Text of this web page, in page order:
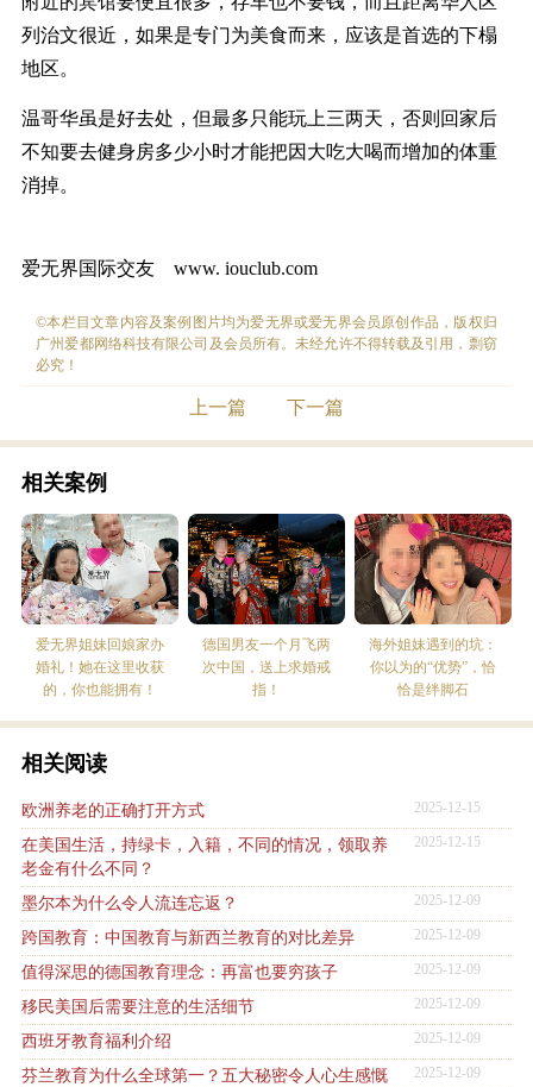
列治文很近，如果是专门为美食而来，应该是首选的下榻
地区。
温哥华虽是好去处，但最多只能玩上三两天，否则回家后
不知要去健身房多少小时才能把因大吃大喝而增加的体重
消掉。
爱无界国际交友 www. iouclub.com
©本栏目文章内容及案例图片均为爱无界或爱无界会员原创作品，版权归
广州爱都网络科技有限公司及会员所有。未经允许不得转载及引用，剽窃
必究！
上一篇 下一篇
相关案例
爱无界姐妹回娘家办
婚礼！她在这里收获
的，你也能拥有！
德国男友一个月飞两
次中国，送上求婚戒
指！
海外姐妹遇到的坑：
你以为的“优势”，恰
恰是绊脚石
相关阅读
欧洲养老的正确打开方式 2025-12-15
在美国生活，持绿卡，入籍，不同的情况，领取养
老金有什么不同？
2025-12-15
墨尔本为什么令人流连忘返？ 2025-12-09
跨国教育：中国教育与新西兰教育的对比差异 2025-12-09
值得深思的德国教育理念：再富也要穷孩子 2025-12-09
移民美国后需要注意的生活细节 2025-12-09
西班牙教育福利介绍 2025-12-09
芬兰教育为什么全球第一？五大秘密令人心生感慨 2025-12-09